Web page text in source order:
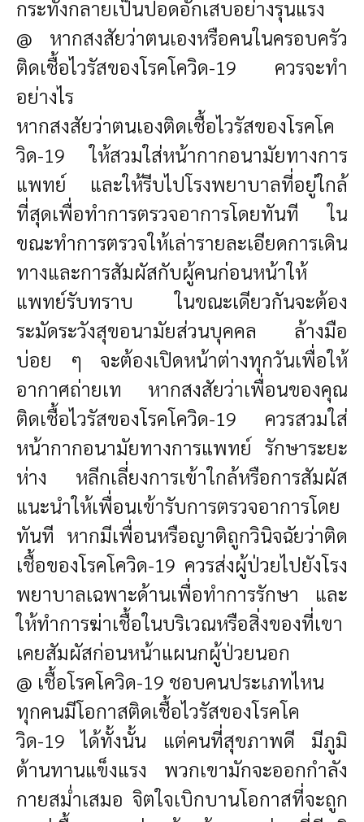
กระทั่งกลายเป็นปอดอักเสบอย่างรุนแรง
@ หากสงสัยว่าตนเองหรือคนในครอบครัว
ติดเชื้อไวรัสของโรคโควิด-19 ควรจะทำ
อย่างไร
หากสงสัยว่าตนเองติดเชื้อไวรัสของโรคโค
วิด-19 ให้สวมใส่หน้ากากอนามัยทางการ
แพทย์ และให้รีบไปโรงพยาบาลที่อยู่ใกล้
ที่สุดเพื่อทำการตรวจอาการโดยทันที ใน
ขณะทำการตรวจให้เล่ารายละเอียดการเดิน
ทางและการสัมผัสกับผู้คนก่อนหน้าให้
แพทย์รับทราบ ในขณะเดียวกันจะต้อง
ระมัดระวังสุขอนามัยส่วนบุคคล ล้างมือ
บ่อย ๆ จะต้องเปิดหน้าต่างทุกวันเพื่อให้
อากาศถ่ายเท หากสงสัยว่าเพื่อนของคุณ
ติดเชื้อไวรัสของโรคโควิด-19 ควรสวมใส่
หน้ากากอนามัยทางการแพทย์ รักษาระยะ
ห่าง หลีกเลี่ยงการเข้าใกล้หรือการสัมผัส
แนะนำให้เพื่อนเข้ารับการตรวจอาการโดย
ทันที หากมีเพื่อนหรือญาติถูกวินิจฉัยว่าติด
เชื้อของโรคโควิด-19 ควรส่งผู้ป่วยไปยังโรง
พยาบาลเฉพาะด้านเพื่อทำการรักษา และ
ให้ทำการฆ่าเชื้อในบริเวณหรือสิ่งของที่เขา
เคยสัมผัสก่อนหน้าแผนกผู้ป่วยนอก
@ เชื้อโรคโควิด-19 ชอบคนประเภทไหน
ทุกคนมีโอกาสติดเชื้อไวรัสของโรคโค
วิด-19 ได้ทั้งนั้น แต่คนที่สุขภาพดี มีภูมิ
ต้านทานแข็งแรง พวกเขามักจะออกกำลัง
กายสม่ำเสมอ จิตใจเบิกบานโอกาสที่จะถูก